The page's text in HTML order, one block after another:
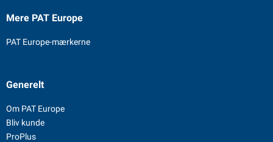
Mere PAT Europe
PAT Europe-mærkerne
Generelt
Om PAT Europe
Bliv kunde
ProPlus